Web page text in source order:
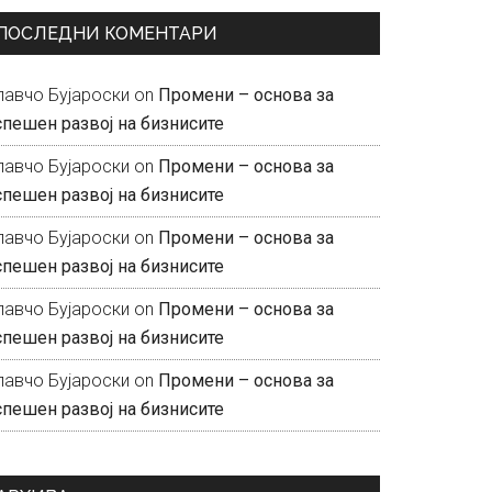
КОМЕНТАРИ
Бујароски on Промени – основа за
развој на бизнисите
Бујароски on Промени – основа за
развој на бизнисите
Бујароски on Промени – основа за
развој на бизнисите
Бујароски on Промени – основа за
развој на бизнисите
Бујароски on Промени – основа за
развој на бизнисите